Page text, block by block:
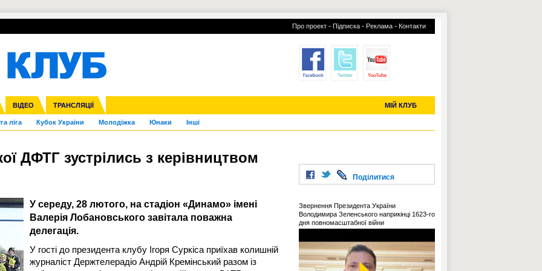
Про проект - Підписка - Реклама - Контакти
ВІДЕО ТРАНСЛЯЦІЇ МІЙ КЛУБ
ліга Кубок України Молодіжка Юнаки Інші
Ліга націй Ліга конференцій
Франція ІншіЧЄ-2015 (U-21)
УПЛ-ПЕРЕХОДИ УСІ ТРАНСФЕРИ
ДФТГ зустрілись з керівництвом
У середу, 28 лютого, на стадіон «Динамо» імені
Валерія Лобановського завітала поважна
делегація.
У гості до президента клубу Ігоря Суркіса приїхав колишній
журналіст Держтелерадіо Андрій Кремінський разом із
Поділитися
Звернення Президента України
Володимира Зеленського наприкінці 1623-го
дня повномасштабної війни